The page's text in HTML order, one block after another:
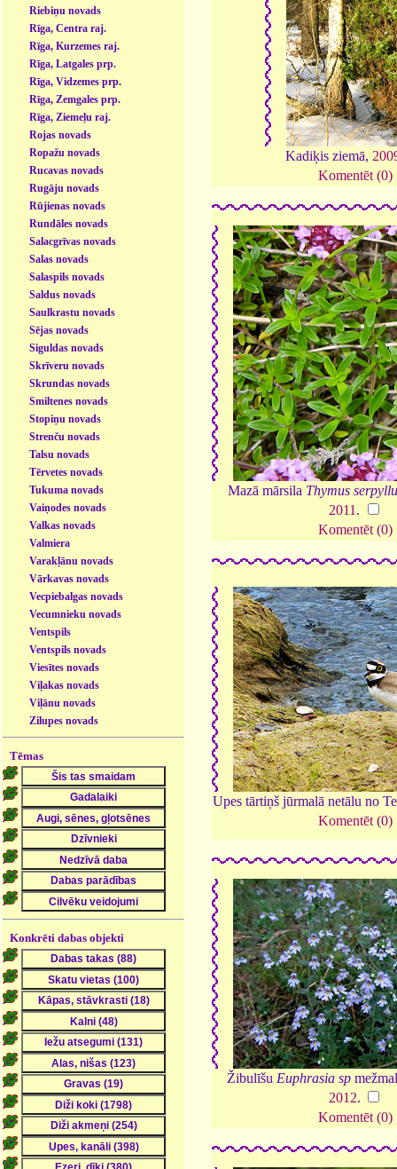
Riebiņu novads
Rīga, Centra raj.
Rīga, Kurzemes raj.
Rīga, Latgales prp.
Rīga, Vidzemes prp.
Rīga, Zemgales prp.
Rīga, Ziemeļu raj.
Rojas novads
Ropažu novads
Rucavas novads
Rugāju novads
Rūjienas novads
Rundāles novads
Salacgrīvas novads
Salas novads
Salaspils novads
Saldus novads
Saulkrastu novads
Sējas novads
Siguldas novads
Skrīveru novads
Skrundas novads
Smiltenes novads
Stopiņu novads
Strenču novads
Talsu novads
Tērvetes novads
Tukuma novads
Vaiņodes novads
Valkas novads
Valmiera
Varakļānu novads
Vārkavas novads
Vecpiebalgas novads
Vecumnieku novads
Ventspils
Ventspils novads
Viesītes novads
Viļakas novads
Viļānu novads
Zilupes novads
Tēmas
Konkrēti dabas objekti
Kadiķis ziemā,
Komentēt (0)
Mazā mārsila Thymus
2011 .
Komentēt (0)
Upes tārtiņš jūrmalā netālu no
Komentēt (0)
Žibulīšu Euphrasia sp
2012.
Komentēt (0)